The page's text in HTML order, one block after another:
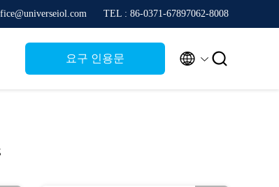
TEL : 86-0371-67897062-8008
요구 인용문  